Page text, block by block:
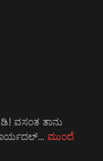
ವಸಂತ ತಾನು
ಮುಂದೆ